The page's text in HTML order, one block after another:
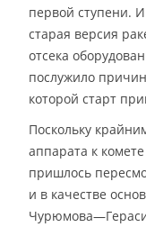
первой ступени.
старая версия
отсека
послужило
которой старт
Поскольку
аппарата к
пришлось
и в качестве